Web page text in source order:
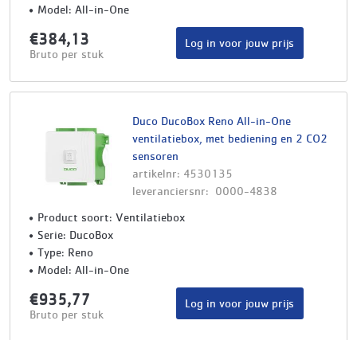
Model: All-in-One
€384,13
Bruto per stuk
Log in voor jouw prijs
Duco DucoBox Reno All-in-One
ventilatiebox, met bediening en 2 CO2
sensoren
artikelnr: 4530135
leveranciersnr: 0000-4838
Product soort: Ventilatiebox
Serie: DucoBox
Type: Reno
Model: All-in-One
€935,77
Bruto per stuk
Log in voor jouw prijs